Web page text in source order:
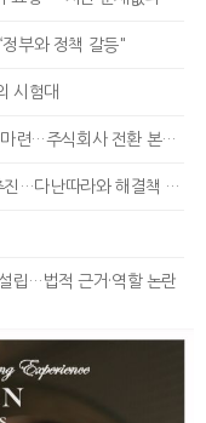
부와 정책 갈등"
시험대
…주식회사 전환 본격화
다난따라와 해결책 모색
립…법적 근거·역할 논란